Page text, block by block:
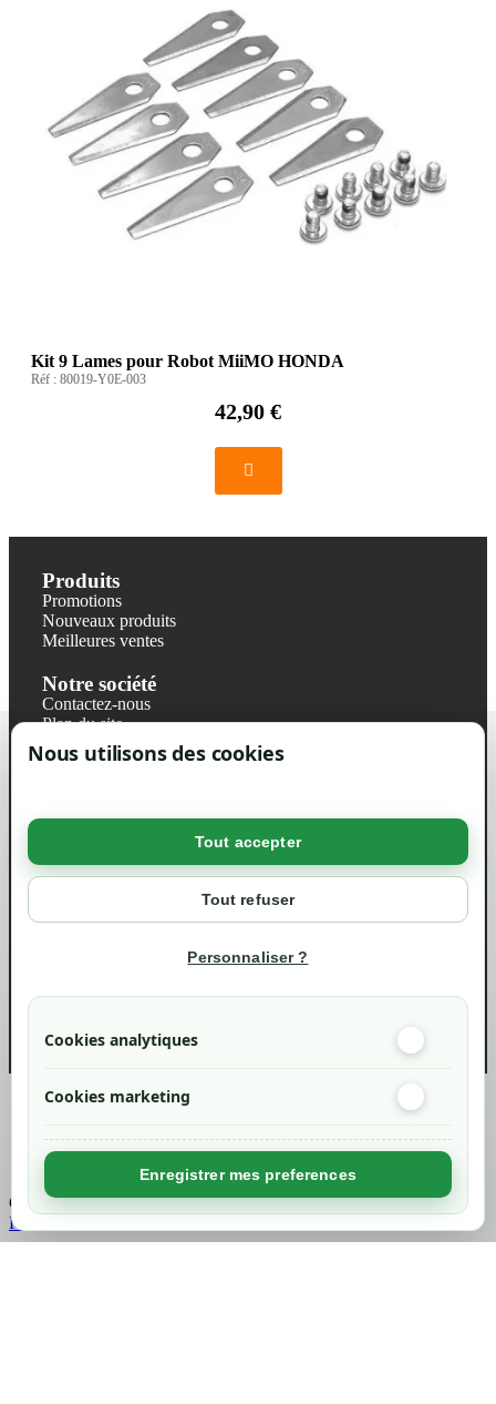
Nous utilisons des cookies
Tout accepter
Tout refuser
Personnaliser ?
Cookies analytiques
Cookies marketing
Enregistrer mes preferences
Kit 9 Lames pour Robot MiiMO HONDA
Réf : 80019-Y0E-003
42,90 €
Produits
Promotions
Nouveaux produits
Meilleures ventes
Notre société
Contactez-nous
Plan du site
Magasin
Mentions légales
Politique de confidentialité RGPD
Votre compte
info@green-tech-shop.com
Created byNageoconcept
Chargement...
Retour en haut